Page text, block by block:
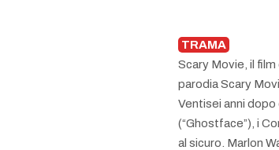
TRAMA
Scary Movie, il
parodia Scary
Ventisei anni
(“Ghostface”), i
al sicuro. Marlon